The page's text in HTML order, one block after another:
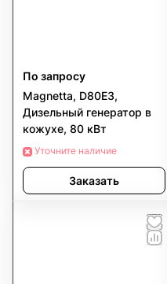
По запросу
Magnetta, D80E3,
Дизельный генератор в
кожухе, 80 кВт
Уточните наличие
Заказать